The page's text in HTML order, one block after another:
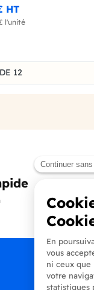
HT
l'unité
du produit
12